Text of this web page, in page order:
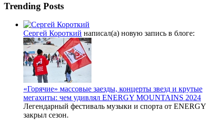
Trending Posts
Сергей Короткий написал(а) новую запись в блоге:
«Горячие» массовые заезды, концерты звезд и крутые
мегахиты: чем удивлял ENERGY MOUNTAINS 2024
Легендарный фестиваль музыки и спорта от ENERGY
закрыл сезон.